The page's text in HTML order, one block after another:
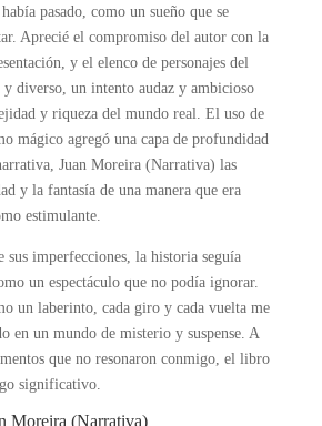
pasado, como un sueño que se
Aprecié el compromiso del autor con la
y el elenco de personajes del
diverso, un intento audaz y ambicioso
y riqueza del mundo real. El uso de
mágico agregó una capa de profundidad
Juan Moreira (Narrativa) las
y la fantasía de una manera que era
estimulante.
sus imperfecciones, la historia seguía
un espectáculo que no podía ignorar.
un laberinto, cada giro y cada vuelta me
en un mundo de misterio y suspense. A
que no resonaron conmigo, el libro
significativo.
Moreira (Narrativa)